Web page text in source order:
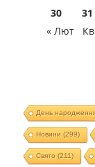
30
31
« Лют
День
Новини (299)
Свято (211)